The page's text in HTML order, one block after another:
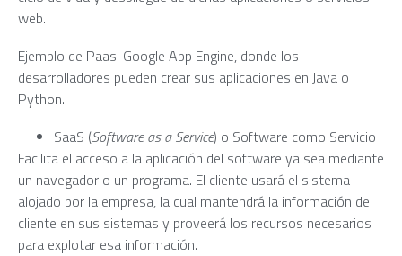
web.
Ejemplo de Paas: Google App Engine, donde los
desarrolladores pueden crear sus aplicaciones en Java o
Python.
SaaS (Software as a Service) o Software como Servicio
Facilita el acceso a la aplicación del software ya sea mediante
un navegador o un programa. El cliente usará el sistema
alojado por la empresa, la cual mantendrá la información del
cliente en sus sistemas y proveerá los recursos necesarios
para explotar esa información.